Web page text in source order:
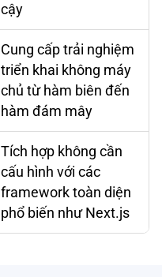
cậy
Cung cấp trải nghiệm
triển khai không máy
chủ từ hàm biên đến
hàm đám mây
Tích hợp không cần
cấu hình với các
framework toàn diện
phổ biến như Next.js